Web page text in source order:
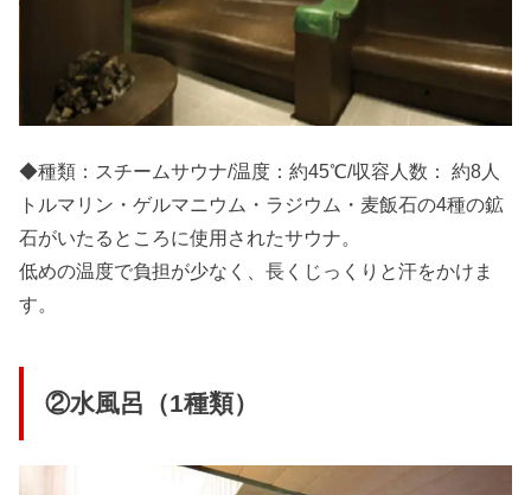
◆種類：スチームサウナ/温度：約45℃/収容人数： 約8人
トルマリン・ゲルマニウム・ラジウム・麦飯石の4種の鉱
石がいたるところに使用されたサウナ。
低めの温度で負担が少なく、長くじっくりと汗をかけま
す。
②水風呂（1種類）